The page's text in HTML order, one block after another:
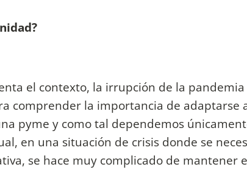
el contexto, la irrupción de la
comprender la importancia de adaptarse
pyme y como tal dependemos
en una situación de crisis donde se
se hace muy complicado de mantener